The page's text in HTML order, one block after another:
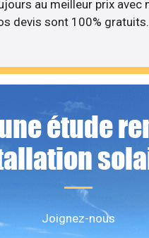
au meilleur prix avec
devis sont 100% gratuits.
étude
Joignez-nous